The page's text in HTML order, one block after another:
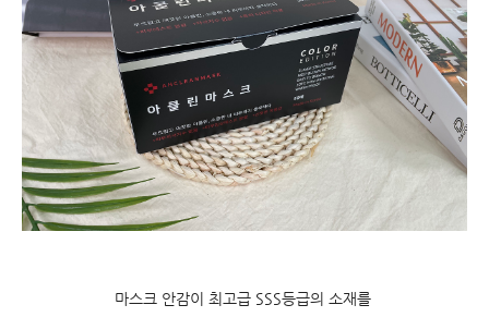
마스크 안감이 최고급 SSS등급의 소재를